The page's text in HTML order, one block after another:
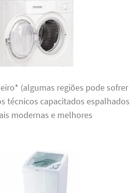
(algumas regiões pode sofrer
técnicos capacitados espalhados
modernas e melhores